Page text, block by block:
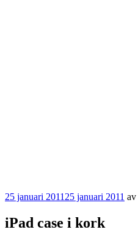
Publicerat
25 januari 2011 25 januari 2011 av
iPad case i kork